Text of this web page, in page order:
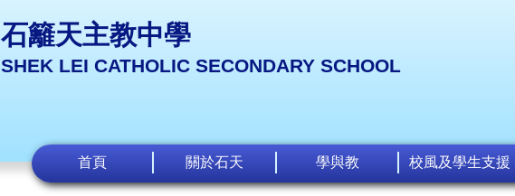
石籬天主教中學
SHEK LEI CATHOLIC SECONDARY SCHOOL
首頁 關於石天 學與教 校風及學生支援